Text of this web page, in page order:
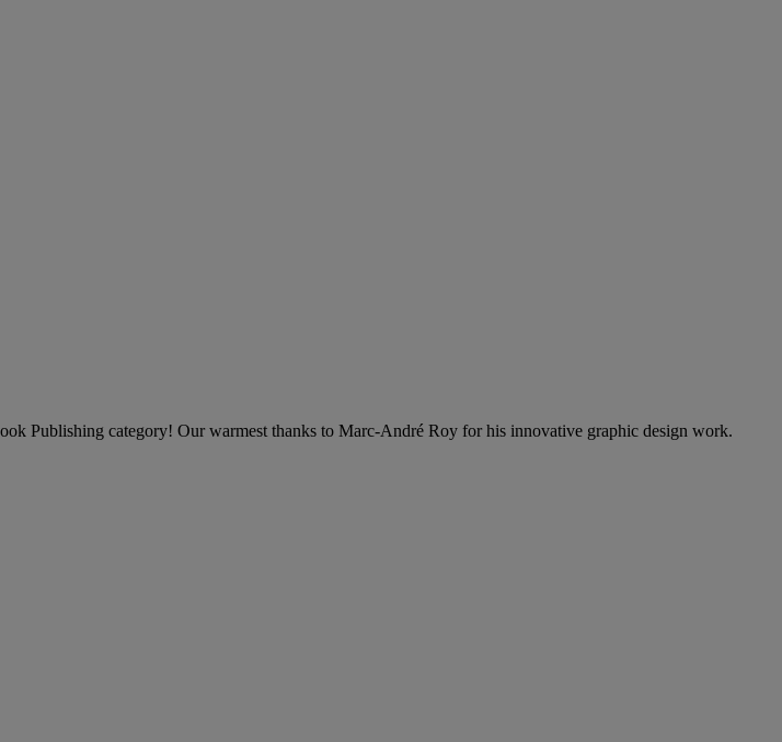
Publishing category! Our warmest thanks to Marc-André Roy for his innovative graphic design work.